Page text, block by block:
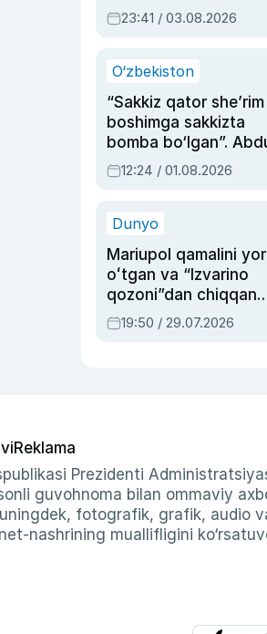
ayolga sud hukmi
23:41 / 03.08.2026
O‘zbekiston
“Sakkiz qator she’rim
boshimga sakkizta
bomba bo‘lgan”.
Oripovni siyosiy
ayblovlardan asrab
12:24 / 01.08.2026
Dunyo
Mariupol qamalini
oʻtgan va “Izvarino
qozoni”dan chiqqan
qahramon — Ukraina
armiyasi bosh
19:50 / 29.07.2026
Reklama
Prezidenti
guvohnoma bilan ommaviy
fotografik, grafik, audio
nashrining muallifligini